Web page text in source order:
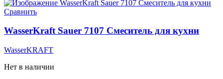
Сравнить
WasserKraft Sauer 7107 Смеситель для кухни
WasserKRAFT
Нет в наличии